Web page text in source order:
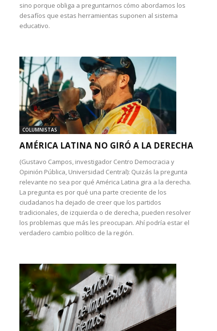
sino porque obliga a preguntarnos cómo abordamos los
desafíos que estas herramientas suponen al sistema
educativo.
COLUMNISTAS
AMÉRICA LATINA NO GIRÓ A LA DERECHA
(Gustavo Campos, investigador Centro Democracia y
Opinión Pública, Universidad Central): Quizás la pregunta
relevante no sea por qué América Latina gira a la derecha.
La pregunta es por qué una parte creciente de los
ciudadanos ha dejado de creer que los partidos
tradicionales, de izquierda o de derecha, pueden resolver
los problemas que más les preocupan. Ahí podría estar el
verdadero cambio político de la región.